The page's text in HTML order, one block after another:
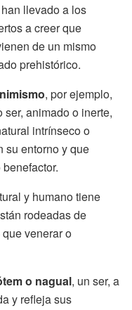
llevado a los
a creer que
de un mismo
prehistórico.
, por ejemplo,
animado o inerte,
intrínseco o
su entorno y que
y humano tiene
rodeadas de
venerar o
o nagual, un ser, a
y refleja sus